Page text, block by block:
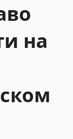
на